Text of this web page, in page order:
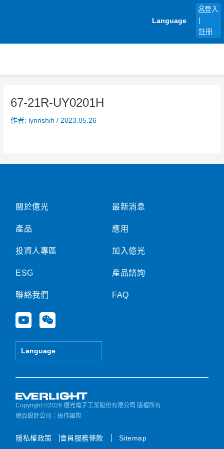
Language
登入
註冊
67-21R-UY0201H
作者: lynnshih/ 2023.05.26
關於億光
產品
投資人專區
ESG
聯絡我們
Y
o
u
e
W
e
i
Language
最新消息
應用
加入億光
產品諮詢
FAQ
Copyright ©2026 億光電子工業股份有限公司 版權所有
網頁設計公司 ：振作國際
隱私權政策 會員服務條款 Sitemap